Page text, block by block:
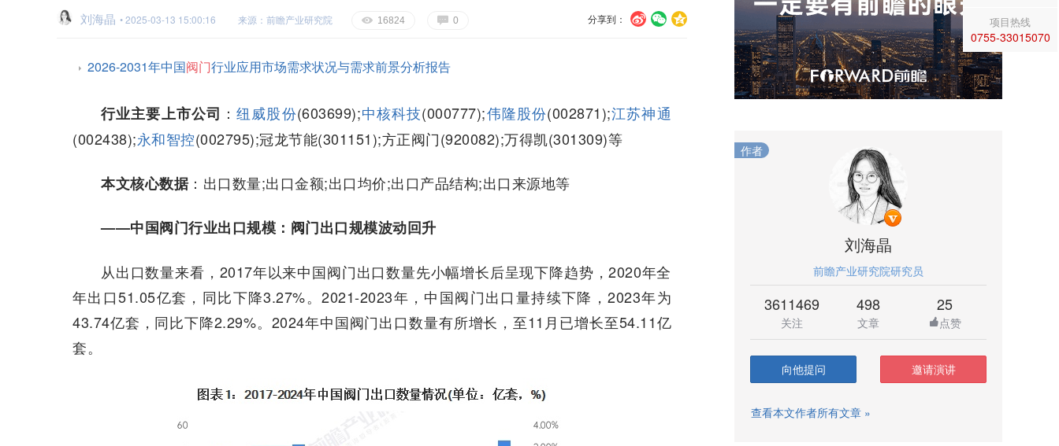
U V c
分享到：
刘海晶 • 2025-03-13 15:00:16 来源：前瞻产业研究院 E 16824 G 0
2026-2031年中国阀门行业应用市场需求状况与需求前景分析报告
行业主要上市公司 ：纽威股份(603699);中核科技(000777);伟隆股份(002871);江苏神通
(002438);永和智控(002795);冠龙节能(301151);方正阀门(920082);万得凯(301309)等
本文核心数据：出口数量;出口金额;出口均价;出口产品结构;出口来源地等
——中国阀门行业出口规模：阀门出口规模波动回升
从出口数量来看，2017年以来中国阀门出口数量先小幅增长后呈现下降趋势，2020年全
年出口51.05亿套，同比下降3.27%。2021-2023年，中国阀门出口量持续下降，2023年为
43.74亿套，同比下降2.29%。2024年中国阀门出口数量有所增长，至11月已增长至54.11亿
套。
作者
刘海晶
前瞻产业研究院研究员
3611469
关注
498
文章
25
点赞
向他提问 邀请演讲
查看本文作者所有文章 »
项目热线
0755-33015070